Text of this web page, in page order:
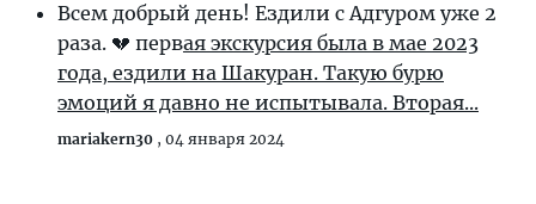
Всем добрый день! Ездили с Адгуром уже 2
раза. 💔 первая экскурсия была в мае 2023
года, ездили на Шакуран. Такую бурю
эмоций я давно не испытывала. Вторая...
mariakern30 , 04 января 2024